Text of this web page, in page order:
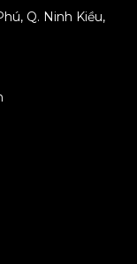
Q. Ninh Kiều,